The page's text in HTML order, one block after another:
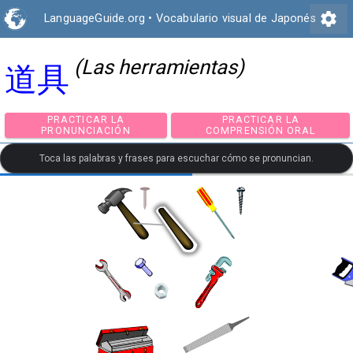
LanguageGuide.org • Vocabulario visual de Japonés settings
道具 (Las herramientas)
PRACTICAR LA
PRACTICAR LA
COMPRENSIÓN
Toca las palabras y frases para escuchar cómo se pronuncian.